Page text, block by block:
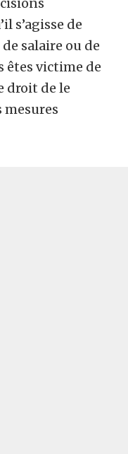
s’agisse de
salaire ou de
êtes victime de
droit de le
mesures